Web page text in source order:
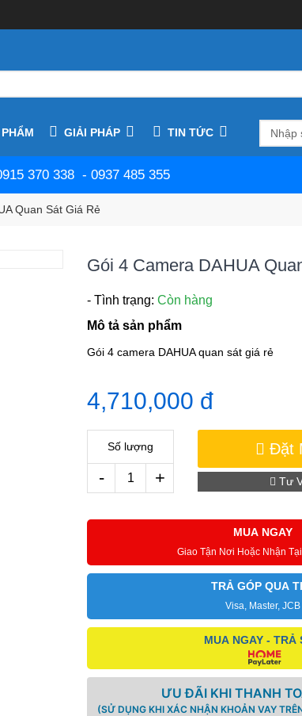
GIẢI PHÁP TIN TỨC
370 338 - 0937 485 355
Quan Sát Giá Rẻ
Gói 4 Camera DAHUA
- Tình trạng: Còn hàng
Mô tả sản phẩm
Gói 4 camera DAHUA quan sát giá rẻ
4,710,000 đ
Số lượng
- +
Đặt
Tư
MUA NGAY
Giao Tận Nơi Hoặc Nhận
TRẢ GÓP QUA
Visa, Master, JCB
MUA NGAY - TRẢ
ƯU ĐÃI KHI THANH
(SỬ DỤNG KHI XÁC NHẬN KHOẢN VAY